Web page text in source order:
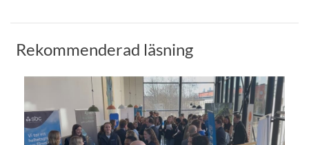
Rekommenderad läsning